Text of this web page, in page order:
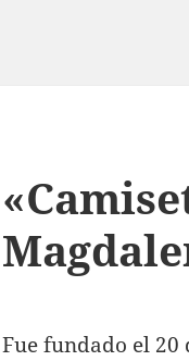
Fue fundado el 20